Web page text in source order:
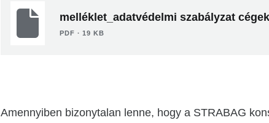
melléklet_adatvédelmi szabályzat
PDF ∙ 19 KB
Amennyiben bizonytalan lenne, hogy a STRABAG